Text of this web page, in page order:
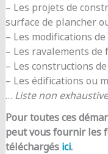
– Les projets de
surface de plancher
– Les modifications de
– Les ravalements de
– Les constructions
– Les édifications ou
… Liste non exhaustive
Pour toutes ces
peut vous fournir les
téléchargés ici.